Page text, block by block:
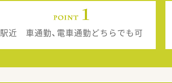
駅近 車通勤、電車通勤どちらでも可